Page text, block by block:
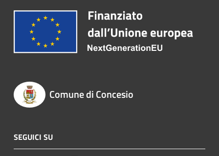
Comune di Concesio
SEGUICI SU